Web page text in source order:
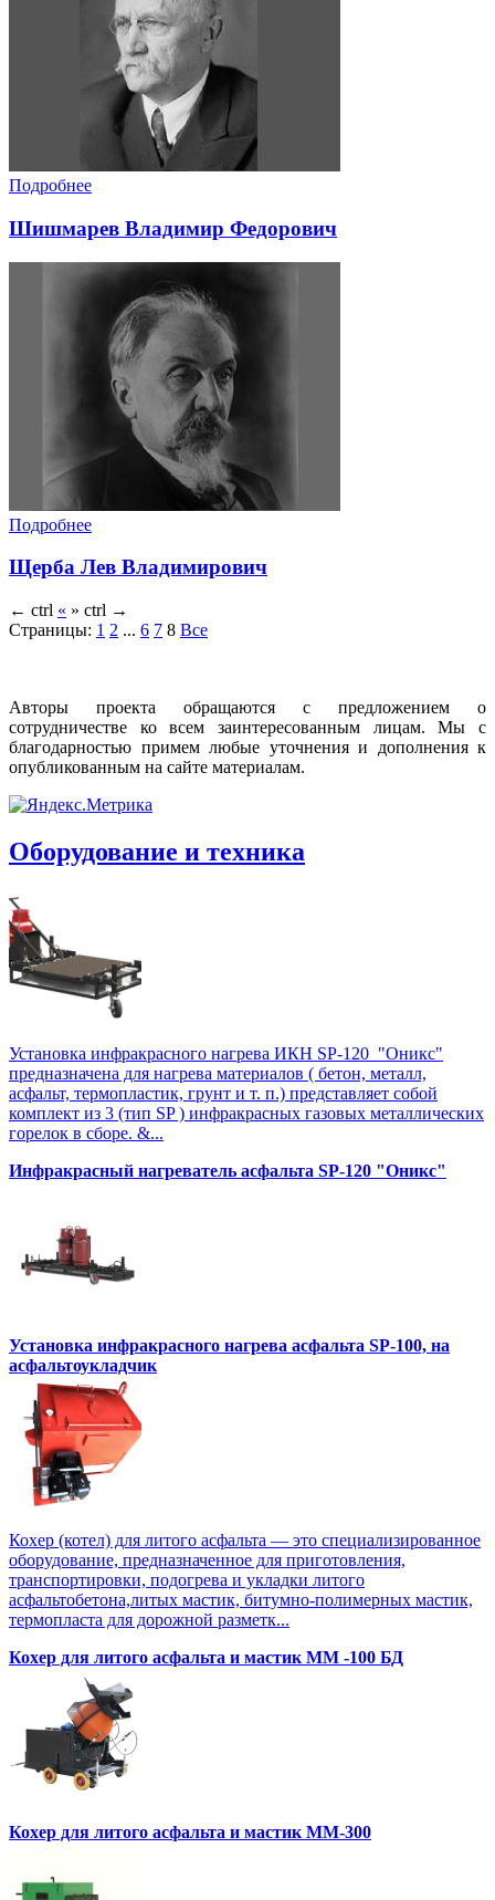
Подробнее
Шишмарев Владимир Федорович
Подробнее
Щерба Лев Владимирович
← ctrl « » ctrl →
Страницы: 1 2 ... 6 7 8 Все
Авторы проекта обращаются с предложением о
сотрудничестве ко всем заинтересованным лицам. Мы с
благодарностью примем любые уточнения и дополнения к
опубликованным на сайте материалам.
Оборудование и техника
Установка инфракрасного нагрева ИКН SP-120 "Оникс"
предназначена для нагрева материалов ( бетон, металл,
асфальт, термопластик, грунт и т. п.) представляет собой
комплект из 3 (тип SP ) инфракрасных газовых металлических
горелок в сборе. &...
Инфракрасный нагреватель асфальта SP-120 "Оникс"
Установка инфракрасного нагрева асфальта SP-100, на
асфальтоукладчик
Кохер (котел) для литого асфальта — это специализированное
оборудование, предназначенное для приготовления,
транспортировки, подогрева и укладки литого
асфальтобетона,литых мастик, битумно-полимерных мастик,
термопласта для дорожной разметк...
Кохер для литого асфальта и мастик MM -100 БД
Кохер для литого асфальта и мастик MM-300